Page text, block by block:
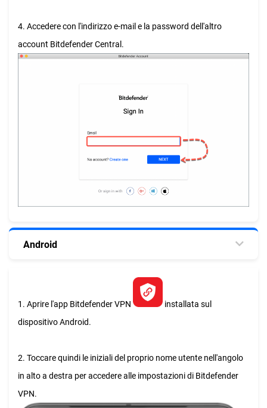
4. Accedere con l'indirizzo e-mail e la password dell'altro
account Bitdefender Central.
Android
1. Aprire l'app Bitdefender VPN
installata sul
dispositivo Android.
2. Toccare quindi le iniziali del proprio nome utente nell'angolo
in alto a destra per accedere alle impostazioni di Bitdefender
VPN.